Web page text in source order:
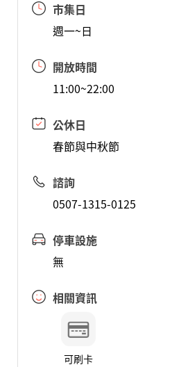
市集日
週一~日
開放時間
11:00~22:00
公休日
春節與中秋節
諮詢
0507-1315-0125
停車設施
無
相關資訊
可刷卡